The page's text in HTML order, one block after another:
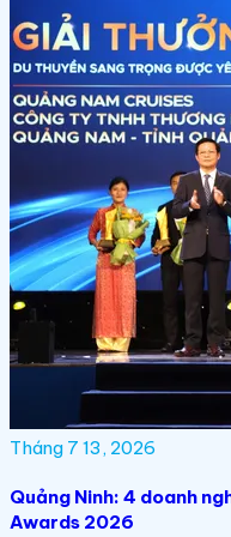
Tháng 7 13, 2026
Quảng Ninh: 4 doanh
Awards 2026